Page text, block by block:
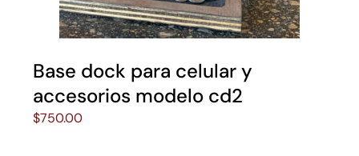
Base dock para celular y
accesorios modelo cd2
$750.00